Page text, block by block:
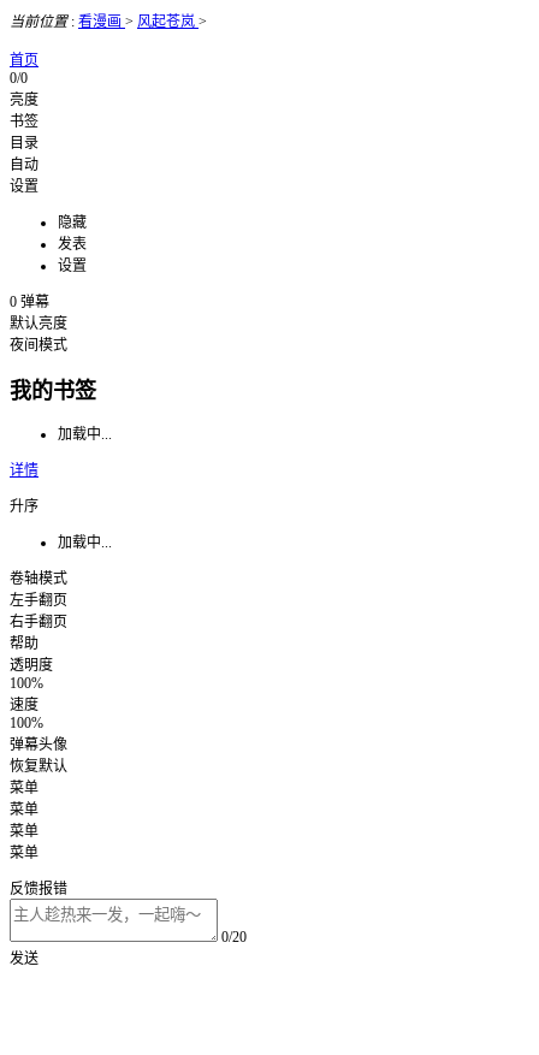
当前位置: 看漫画 > 风起苍岚 >
首页
0/0
亮度
书签
目录
自动
设置
隐藏
发表
设置
0 弹幕
默认亮度
夜间模式
我的书签
加载中...
详情
升序
加载中...
卷轴模式
左手翻页
右手翻页
帮助
透明度
100%
速度
100%
弹幕头像
恢复默认
菜单
菜单
菜单
菜单
反馈报错
0/20
发送